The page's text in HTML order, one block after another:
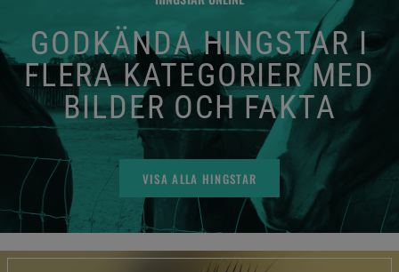
GODKÄNDA HINGSTAR I
FLERA KATEGORIER MED
BILDER OCH FAKTA
VISA ALLA HINGSTAR